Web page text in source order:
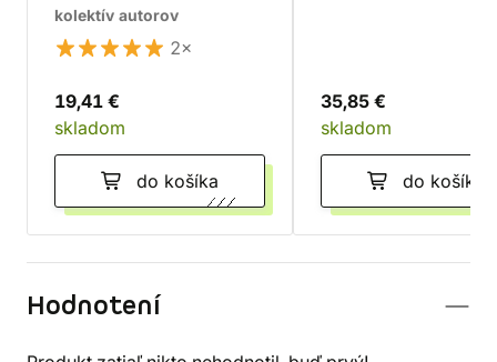
kolektív autorov
2×
19,41 €
skladom
do košíka
35,85 €
skladom
do košíka
Hodnotení